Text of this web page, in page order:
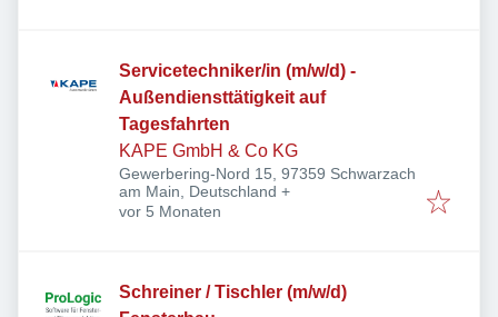
Servicetechniker/in (m/w/d) -
Außendiensttätigkeit auf
Tagesfahrten
KAPE GmbH & Co KG
Gewerbering-Nord 15, 97359 Schwarzach
am Main, Deutschland +
Veröffentlicht:
vor 5 Monaten
Schreiner / Tischler (m/w/d)